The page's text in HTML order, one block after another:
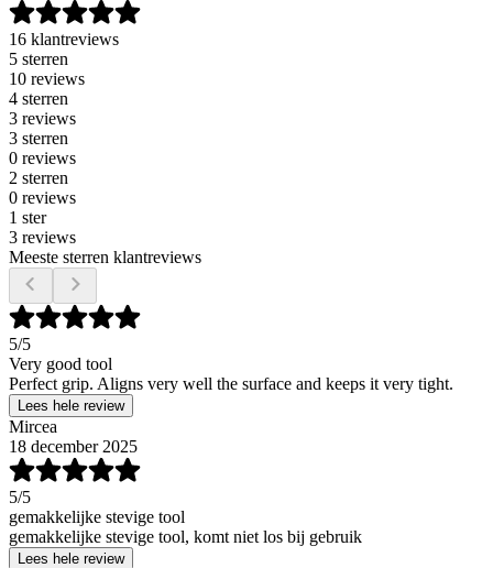
16 klantreviews
5 sterren
10 reviews
4 sterren
3 reviews
3 sterren
0 reviews
2 sterren
0 reviews
1 ster
3 reviews
Meeste sterren klantreviews
5/5
Very good tool
Perfect grip. Aligns very well the surface and keeps it very tight.
Lees hele review
Mircea
18 december 2025
5/5
gemakkelijke stevige tool
gemakkelijke stevige tool, komt niet los bij gebruik
Lees hele review